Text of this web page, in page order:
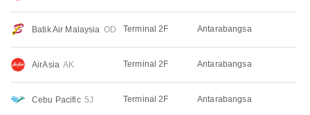
Batik Air Malaysia OD Terminal 2F Antarabangsa
AirAsia AK Terminal 2F Antarabangsa
Cebu Pacific 5J Terminal 2F Antarabangsa